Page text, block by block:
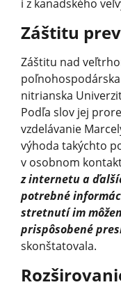
i z kanadského
Záštitu
Záštitu nad
nitrianska
Podľa slov jej
vzdelávanie
výhoda takýchto
v osobnom
z internetu a
potrebné
stretnutí im
prispôsobené
skonštatovala.